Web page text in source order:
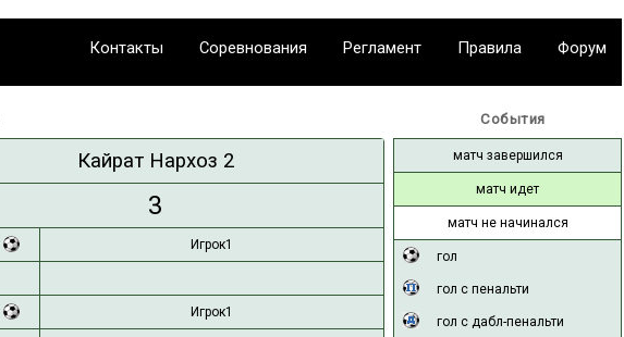
Контакты Соревнования Регламент Правила Форум
Кайрат Нархоз 2
3
Игрок1
Игрок1
События
матч завершился
матч идет
матч не начинался
гол
гол с пенальти
гол с дабл-пенальти